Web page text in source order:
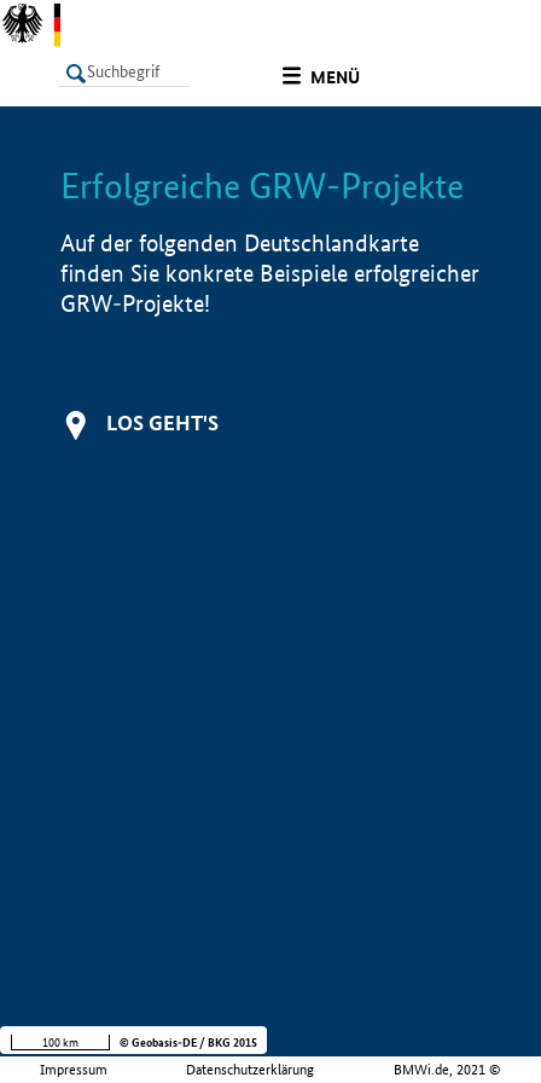
MENÜ
LISTE Info
Erfolgreiche GRW-Projekte
Auf der folgenden Deutschlandkarte
finden Sie konkrete Beispiele erfolgreicher
GRW-Projekte!
LOS GEHT'S
Impressum Datenschutzerklärung BMWi.de, 2021 ©
100 km © Geobasis-DE / BKG 2015